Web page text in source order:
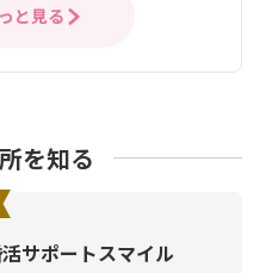
と見る
を知る
サポートスマイル